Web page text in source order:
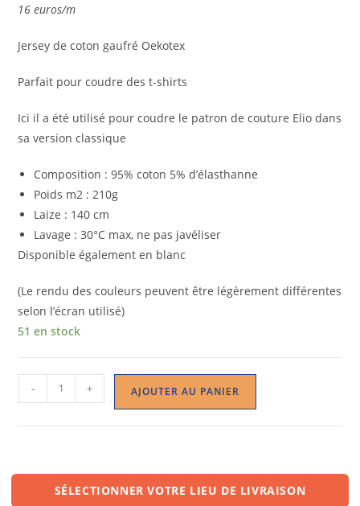
16 euros/m
Jersey de coton gaufré Oekotex
Parfait pour coudre des t-shirts
Ici il a été utilisé pour coudre le patron de couture Elio dans
sa version classique
Composition : 95% coton 5% d’élasthanne
Poids m2 : 210g
Laize : 140 cm
Lavage : 30°C max, ne pas javéliser
Disponible également en blanc
(Le rendu des couleurs peuvent être légèrement différentes
selon l’écran utilisé)
51 en stock
- + AJOUTER AU PANIER
SÉLECTIONNER VOTRE LIEU DE LIVRAISON